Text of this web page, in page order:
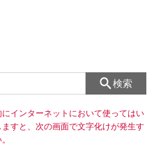
検索
インターネットにおいて使ってはい
すと、次の画面で文字化けが発生す